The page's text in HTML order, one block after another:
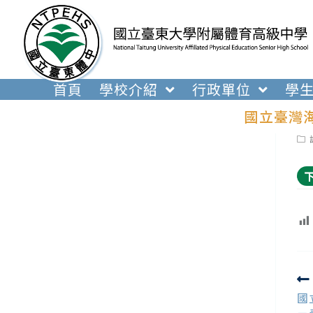
內
首頁 學校介紹 行政單位 學
國立臺灣
國